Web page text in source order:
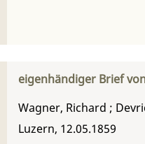
eigenhändiger Brief
Wagner, Richard ;
Luzern, 12.05.1859